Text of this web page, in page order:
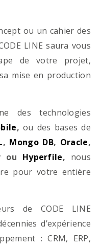
ou un cahier des
LINE saura vous
de votre projet,
mise en production
des technologies
, ou des bases de
, Mongo DB, Oracle,
ou Hyperfile, nous
pour votre entière
de CODE LINE
d’expérience
: CRM, ERP,